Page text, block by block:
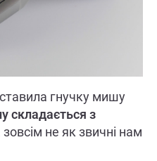
гнучку мишу
складається з
не як звичні нам